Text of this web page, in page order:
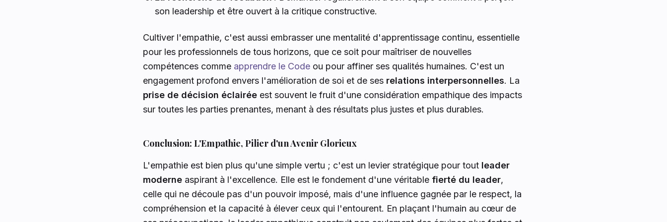
son leadership et être ouvert à la critique constructive.
Cultiver l'empathie, c'est aussi embrasser une mentalité d'apprentissage continu, essentielle
pour les professionnels de tous horizons, que ce soit pour maîtriser de nouvelles
compétences comme apprendre le Code ou pour affiner ses qualités humaines. C'est un
engagement profond envers l'amélioration de soi et de ses relations interpersonnelles. La
prise de décision éclairée est souvent le fruit d'une considération empathique des impacts
sur toutes les parties prenantes, menant à des résultats plus justes et plus durables.
Conclusion: L'Empathie, Pilier d'un Avenir Glorieux
L'empathie est bien plus qu'une simple vertu ; c'est un levier stratégique pour tout leader
moderne aspirant à l'excellence. Elle est le fondement d'une véritable fierté du leader,
celle qui ne découle pas d'un pouvoir imposé, mais d'une influence gagnée par le respect, la
compréhension et la capacité à élever ceux qui l'entourent. En plaçant l'humain au cœur de